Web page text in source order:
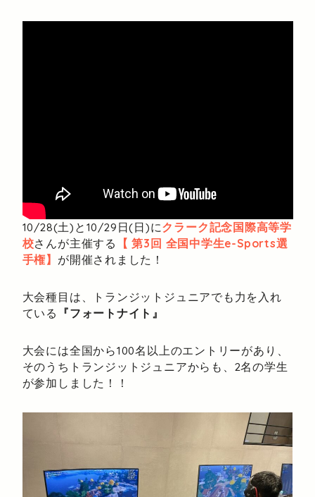
10/28(土)と10/29日(日)にクラーク記念国際高等学
校さんが主催する
【 第3回 全国中学生e-Sports選
手権】 が開催されました！
大会種目は、トランジットジュニアでも力を入れ
ている 『フォートナイト』
大会には全国から100名以上のエントリーがあり、
そのうちトランジットジュニアからも、2名の学生
が参加しました！！